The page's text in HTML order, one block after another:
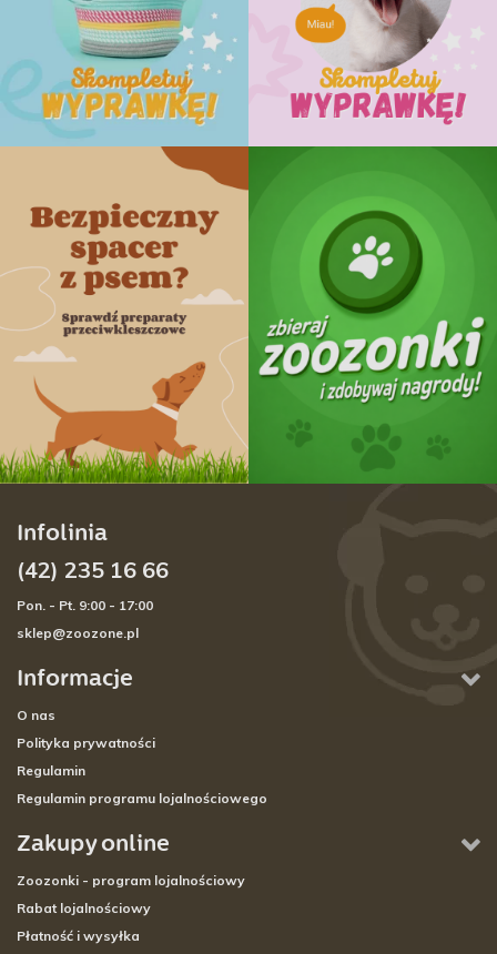
Informacje
O nas
Polityka prywatności
Regulamin
Regulamin programu lojalnościowego
Zakupy online
Zoozonki - program lojalnościowy
Rabat lojalnościowy
Płatność i wysyłka
Infolinia
(42) 235 16 66
Pon. - Pt. 9:00 - 17:00
sklep@zoozone.pl